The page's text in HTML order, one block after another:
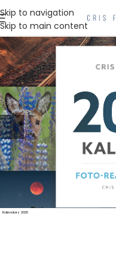
Skip to navigation
Skip to main content
Kalendarz 2025